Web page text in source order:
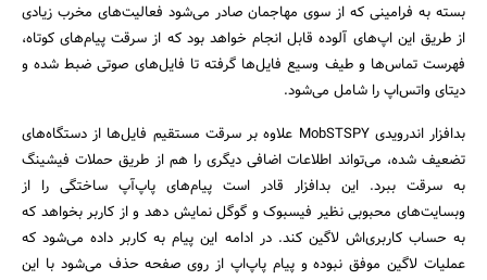
بسته به فرامینی که از سوی مهاجمان صادر می‌شود فعالیت‌های مخرب زیادی
از طریق این اپ‌های آلوده قابل انجام خواهد بود که از سرقت پیام‌های کوتاه،
فهرست تماس‌ها و طیف وسیع فایل‌ها گرفته تا فایل‌های صوتی ضبط شده و
دیتای واتس‌اپ را شامل می‌شود.
بدافزار اندرویدی MobSTSPY علاوه بر سرقت مستقیم فایل‌ها از دستگاه‌های
تضعیف شده، می‌تواند اطلاعات اضافی دیگری را هم از طریق حملات فیشینگ
به سرقت ببرد. این بدافزار قادر است پیام‌های پاپ‌آپ ساختگی را از
وبسایت‌های محبوبی نظیر فیسبوک و گوگل نمایش دهد و از کاربر بخواهد که
به حساب کاربری‌اش لاگین کند. در ادامه این پیام به کاربر داده می‌شود که
عملیات لاگین موفق نبوده و پیام پاپ‌اپ از روی صفحه حذف می‌شود با این